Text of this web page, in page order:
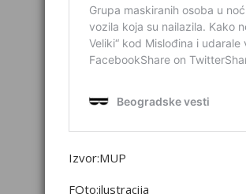
Izvor:MUP
FOto:ilustracija